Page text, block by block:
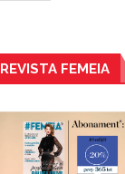
REVISTA FEMEIA